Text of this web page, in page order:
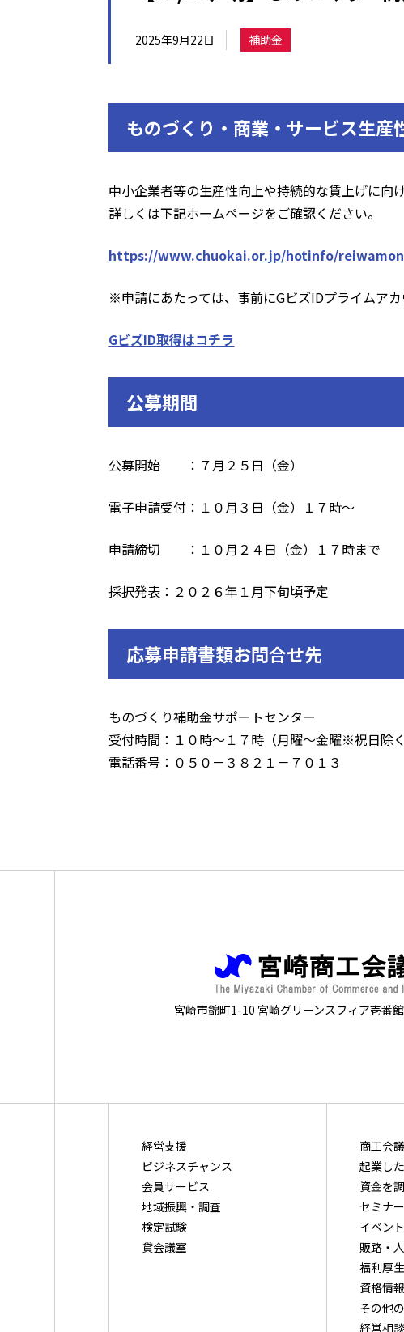
2025年9月22日 補助金
ものづくり・商業・サービス生産
中小企業者等の生産性向上や持続的な賃上げに向
詳しくは下記ホームページをご確認ください。
https://www.chuokai.or.jp/hotinfo/
※申請にあたっては、事前にGビズIDプライムア
GビズID取得はコチラ
公募期間
公募開始 ：７月２５日（金）
電子申請受付：１０月３日（金）１７時～
申請締切 ：１０月２４日（金）１７時まで
採択発表：２０２６年１月下旬頃予定
応募申請書類お問合せ先
ものづくり補助金サポートセンター
受付時間：１０時～１７時（月曜～金曜※祝日除く
電話番号：０５０－３８２１－７０１３
宮崎市錦町1-10 宮崎グリーンスフィア壱番
経営支援
ビジネスチャンス
会員サービス
地域振興・調査
検定試験
貸会議室
商⼯会
起業し
資⾦を
セミナ
イベン
販路・
福利厚
資格情
その他
経営相